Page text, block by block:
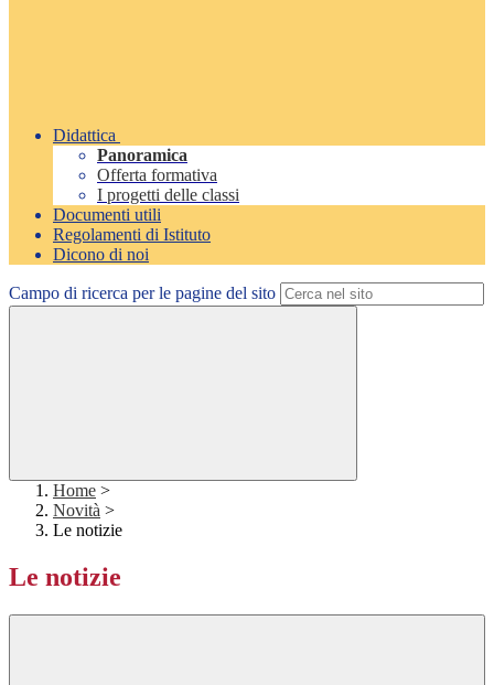
Didattica
Panoramica
Offerta formativa
I progetti delle classi
Documenti utili
Regolamenti di Istituto
Dicono di noi
Campo di ricerca per le pagine del sito
Home >
Novità >
Le notizie
Le notizie